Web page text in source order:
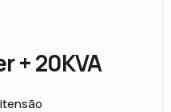
+ 20KVA